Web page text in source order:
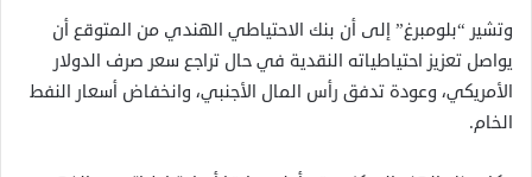
وتشير “بلومبرغ” إلى أن بنك الاحتياطي الهندي من المتوقع أن
يواصل تعزيز احتياطياته النقدية في حال تراجع سعر صرف الدولار
الأمريكي، وعودة تدفق رأس المال الأجنبي، وانخفاض أسعار النفط
الخام.